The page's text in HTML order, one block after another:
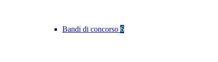
Bandi di concorso 6